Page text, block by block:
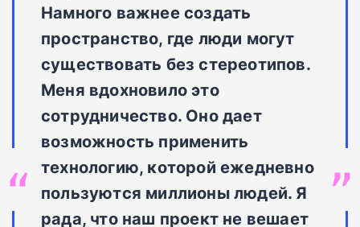
Намного важнее создать
пространство, где люди могут
существовать без стереотипов.
Меня вдохновило это
сотрудничество. Оно дает
возможность применить
технологию, которой ежедневно
пользуются миллионы людей. Я
рада, что наш проект не вешает